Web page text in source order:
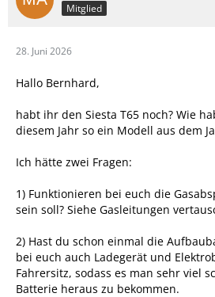
Mitglied
28. Juni 2026
Hallo Bernhard,
habt ihr den Siesta T65 noch? Wie
diesem Jahr so ein Modell aus dem
Ich hätte zwei Fragen:
1) Funktionieren bei euch die
sein soll? Siehe Gasleitungen
2) Hast du schon einmal die
bei euch auch Ladegerät und
Fahrersitz, sodass es man sehr viel
Batterie heraus zu bekommen.